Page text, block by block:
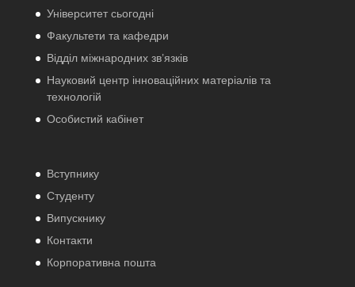
Університет сьогодні
Факультети та кафедри
Відділ міжнародних зв’язків
Науковий центр інноваційних матеріалів та
технологій
Особистий кабінет
Вступнику
Студенту
Випускнику
Контакти
Корпоративна пошта